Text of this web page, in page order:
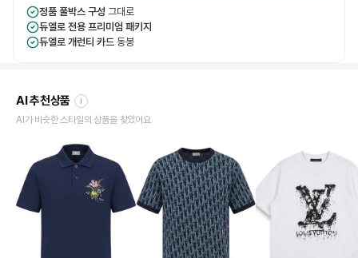
정품 풀박스 구성 그대로
듀엘로 전용 프리미엄 패키지
듀엘로 개런티 카드 동봉
AI 추천상품 i
AI가 비슷한 스타일의 상품을 찾았어요